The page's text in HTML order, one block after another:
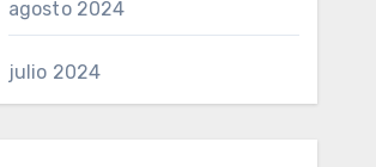
agosto 2024
julio 2024